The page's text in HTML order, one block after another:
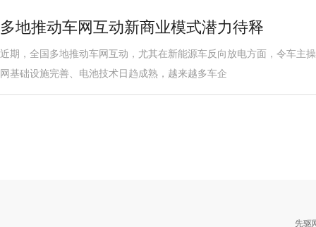
多地推动车网互动新商业模式潜力待释
近期，全国多地推动车网互动，尤其在新能源车反向放电方面，令车主
网基础设施完善、电池技术日趋成熟，越来越多车企
先驱